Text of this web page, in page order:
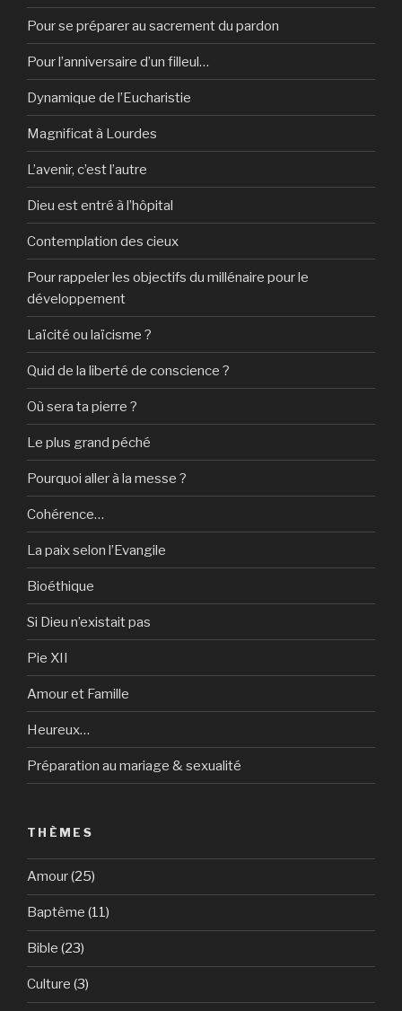
Pour se préparer au sacrement du pardon
Pour l’anniversaire d’un filleul…
Dynamique de l’Eucharistie
Magnificat à Lourdes
L’avenir, c’est l’autre
Dieu est entré à l’hôpital
Contemplation des cieux
Pour rappeler les objectifs du millénaire pour le
développement
Laïcité ou laïcisme ?
Quid de la liberté de conscience ?
Où sera ta pierre ?
Le plus grand péché
Pourquoi aller à la messe ?
Cohérence…
La paix selon l’Evangile
Bioéthique
Si Dieu n’existait pas
Pie XII
Amour et Famille
Heureux…
Préparation au mariage & sexualité
THÈMES
Amour(25)
Baptême (11)
Bible (23)
Culture (3)